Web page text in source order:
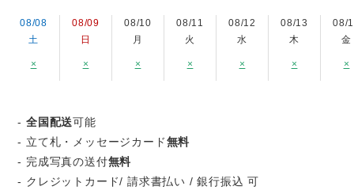
08/08
土
×
08/09
日
×
08/10
月
×
08/11
火
×
08/12
水
×
08/13
木
×
08/
金
×
-全国配送可能
- 立て札・メッセージカード無料
- 完成写真の送付無料
- クレジットカード/ 請求書払い / 銀行振込 可